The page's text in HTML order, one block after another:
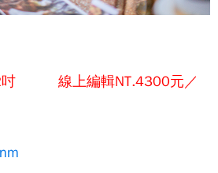
吋 線上編輯NT.4300元／